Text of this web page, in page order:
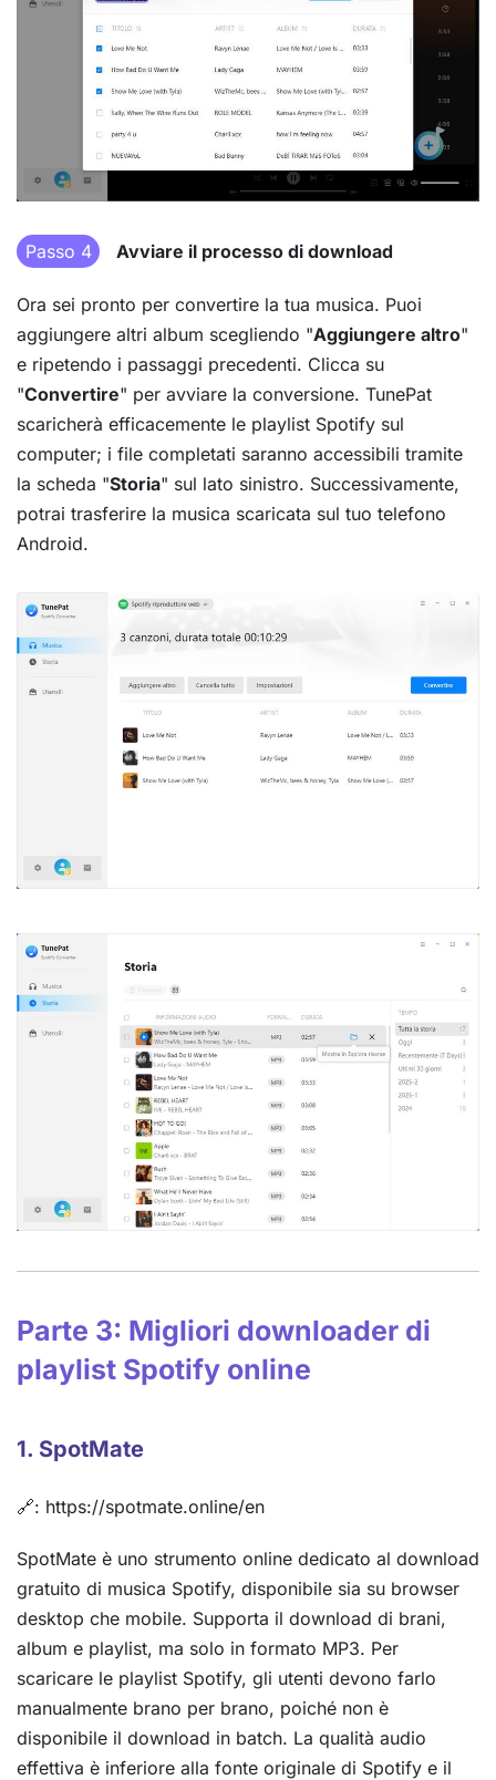
Passo 4 Avviare il processo di download
Ora sei pronto per convertire la tua musica. Puoi
aggiungere altri album scegliendo "Aggiungere altro"
e ripetendo i passaggi precedenti. Clicca su
"Convertire" per avviare la conversione. TunePat
scaricherà efficacemente le playlist Spotify sul
computer; i file completati saranno accessibili tramite
la scheda "Storia" sul lato sinistro. Successivamente,
potrai trasferire la musica scaricata sul tuo telefono
Android.
Parte 3: Migliori downloader di
playlist Spotify online
1. SpotMate
🔗: https://spotmate.online/en
SpotMate è uno strumento online dedicato al download
gratuito di musica Spotify, disponibile sia su browser
desktop che mobile. Supporta il download di brani,
album e playlist, ma solo in formato MP3. Per
scaricare le playlist Spotify, gli utenti devono farlo
manualmente brano per brano, poiché non è
disponibile il download in batch. La qualità audio
effettiva è inferiore alla fonte originale di Spotify e il